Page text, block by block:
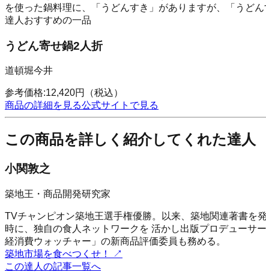
を使った鍋料理に、「うどんすき」がありますが、「うど
達人おすすめの一品
うどん寄せ鍋2人折
道頓堀今井
参考価格:12,420円
（税込）
商品の詳細を見る公式サイトで見る
この商品を詳しく紹介してくれた達人
小関敦之
築地王・商品開発研究家
TVチャンピオン築地王選手権優勝。以来、築地関連著書を
時に、独自の食人ネットワークを 活かし出版プロデューサ
経消費ウォッチャー」の新商品評価委員も務める。
築地市場を食べつくせ！
↗
この達人の記事一覧へ